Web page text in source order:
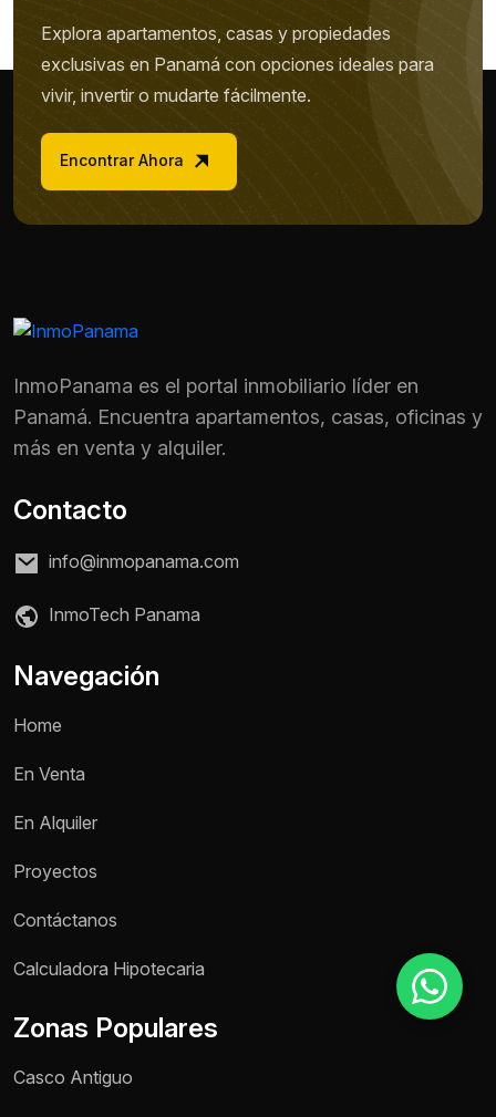
Teléfono / WhatsApp *
Explora apartamentos, casas y propiedades
exclusivas en Panamá con opciones ideales para
vivir, invertir o mudarte fácilmente.
Encontrar Ahora
InmoPanama es el portal inmobiliario líder en
Panamá. Encuentra apartamentos, casas, oficinas y
más en venta y alquiler.
Contacto
info@inmopanama.com
InmoTech Panama
Navegación
Home
En Venta
En Alquiler
Proyectos
Contáctanos
Calculadora Hipotecaria
Zonas Populares
Casco Antiguo